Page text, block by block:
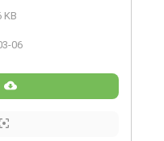
KB
06